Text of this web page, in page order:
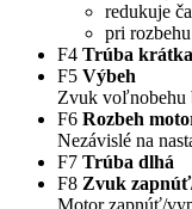
redukuje
pri
F4 Trúba krátka
F5 Výbeh
Zvuk voľnobehu
F6 Rozbeh
Nezávislé na
F7 Trúba dlhá
F8 Zvuk